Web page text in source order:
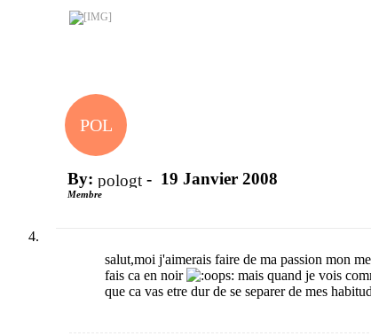
POL
By: pologt - 19 Janvier 2008
Membre
salut,moi j'aimerais faire de ma passion mon
fais ca en noir
mais quand je vois
que ca vas etre dur de se separer de mes